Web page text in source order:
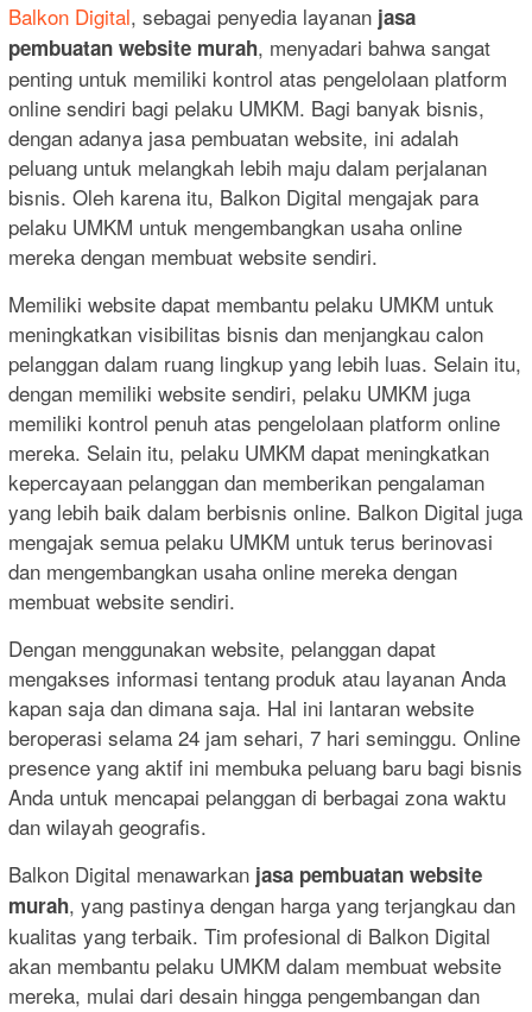
Balkon Digital, sebagai penyedia layanan jasa
pembuatan website murah, menyadari bahwa sangat
penting untuk memiliki kontrol atas pengelolaan platform
online sendiri bagi pelaku UMKM. Bagi banyak bisnis,
dengan adanya jasa pembuatan website, ini adalah
peluang untuk melangkah lebih maju dalam perjalanan
bisnis. Oleh karena itu, Balkon Digital mengajak para
pelaku UMKM untuk mengembangkan usaha online
mereka dengan membuat website sendiri.
Memiliki website dapat membantu pelaku UMKM untuk
meningkatkan visibilitas bisnis dan menjangkau calon
pelanggan dalam ruang lingkup yang lebih luas. Selain itu,
dengan memiliki website sendiri, pelaku UMKM juga
memiliki kontrol penuh atas pengelolaan platform online
mereka. Selain itu, pelaku UMKM dapat meningkatkan
kepercayaan pelanggan dan memberikan pengalaman
yang lebih baik dalam berbisnis online. Balkon Digital juga
mengajak semua pelaku UMKM untuk terus berinovasi
dan mengembangkan usaha online mereka dengan
membuat website sendiri.
Dengan menggunakan website, pelanggan dapat
mengakses informasi tentang produk atau layanan Anda
kapan saja dan dimana saja. Hal ini lantaran website
beroperasi selama 24 jam sehari, 7 hari seminggu. Online
presence yang aktif ini membuka peluang baru bagi bisnis
Anda untuk mencapai pelanggan di berbagai zona waktu
dan wilayah geografis.
Balkon Digital menawarkan jasa pembuatan website
murah, yang pastinya dengan harga yang terjangkau dan
kualitas yang terbaik. Tim profesional di Balkon Digital
akan membantu pelaku UMKM dalam membuat website
mereka, mulai dari desain hingga pengembangan dan